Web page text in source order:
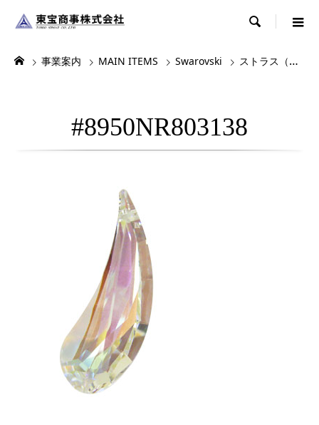

事業案内 MAIN ITEMS Swarovski ストラス（シャンデリアパーツ）
#8950NR803138